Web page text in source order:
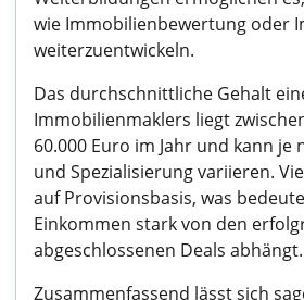
wie Immobilienbewertung oder
weiterzuentwickeln.
Das durchschnittliche Gehalt
Immobilienmaklers liegt
60.000 Euro im Jahr und kann je
und Spezialisierung variieren.
auf Provisionsbasis, was
Einkommen stark von den
abgeschlossenen Deals abhängt.
Zusammenfassend lässt sich